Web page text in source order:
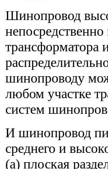
Шинопровод
трансформатора
шинопроводу
любом участке
систем
И шинопровод
среднего и
(a) плоская